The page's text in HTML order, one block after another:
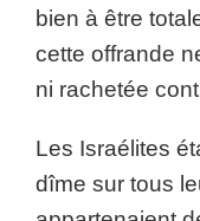
bien à être
cette offrande
ni rachetée
Les Israélites
dîme sur tous